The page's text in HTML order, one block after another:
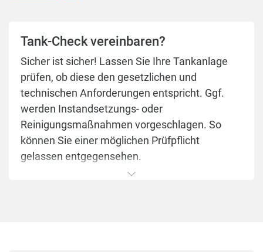
Tank-Check vereinbaren?
Sicher ist sicher! Lassen Sie Ihre Tankanlage
prüfen, ob diese den gesetzlichen und
technischen Anforderungen entspricht. Ggf.
werden Instandsetzungs- oder
Reinigungsmaßnahmen vorgeschlagen. So
können Sie einer möglichen Prüfpflicht
gelassen entgegensehen.